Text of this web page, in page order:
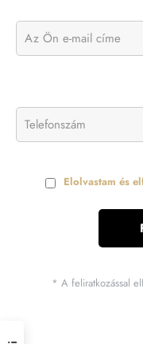
Elolvastam és
* A feliratkozással